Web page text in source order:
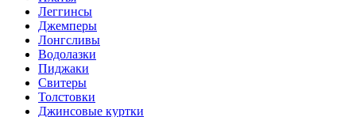
Леггинсы
Джемперы
Лонгсливы
Водолазки
Пиджаки
Свитеры
Толстовки
Джинсовые куртки